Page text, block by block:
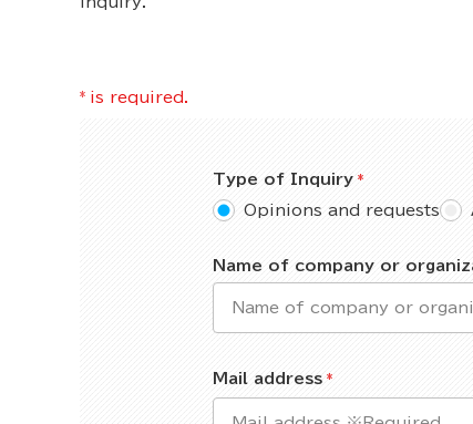
* is required.
Type of Inquiry
Opinions and requests
Name of company or
Mail address